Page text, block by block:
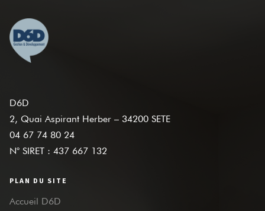
D6D
2, Quai Aspirant Herber – 34200 SETE
04 67 74 80 24
N° SIRET : 437 667 132
PLAN DU SITE
Accueil D6D